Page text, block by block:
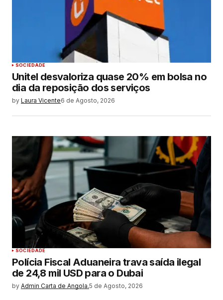
SOCIEDADE
Unitel desvaloriza quase 20% em bolsa no
dia da reposição dos serviços
by Laura Vicente6 de Agosto, 2026
SOCIEDADE
Polícia Fiscal Aduaneira trava saída ilegal
de 24,8 mil USD para o Dubai
by Admin Carta de Angola.5 de Agosto, 2026